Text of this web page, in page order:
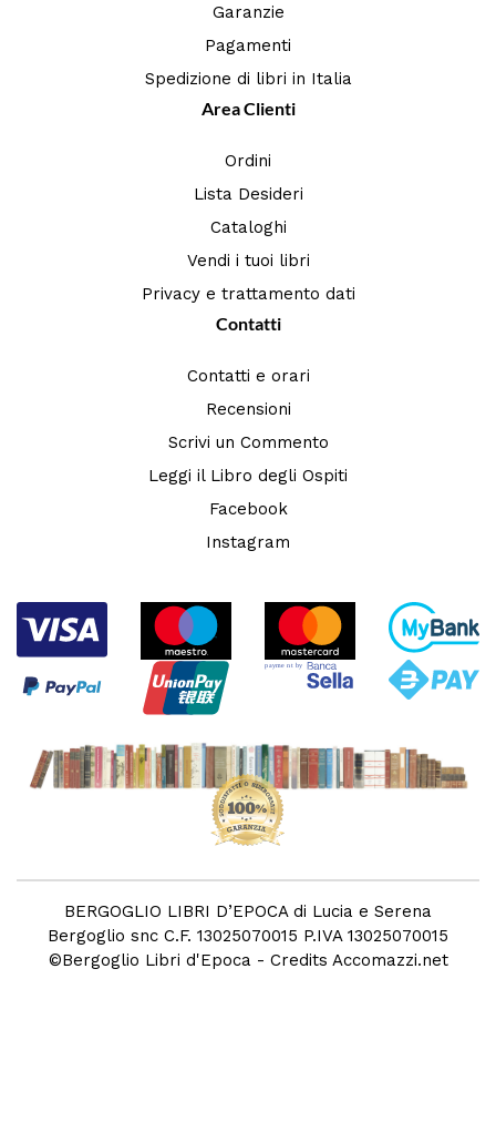
Garanzie
Pagamenti
Spedizione di libri in Italia
Area Clienti
Ordini
Lista Desideri
Cataloghi
Vendi i tuoi libri
Privacy e trattamento dati
Contatti
Contatti e orari
Recensioni
Scrivi un Commento
Leggi il Libro degli Ospiti
Facebook
Instagram
BERGOGLIO LIBRI D’EPOCA di Lucia e Serena
Bergoglio snc C.F. 13025070015 P.IVA 13025070015
©Bergoglio Libri d'Epoca - Credits Accomazzi.net